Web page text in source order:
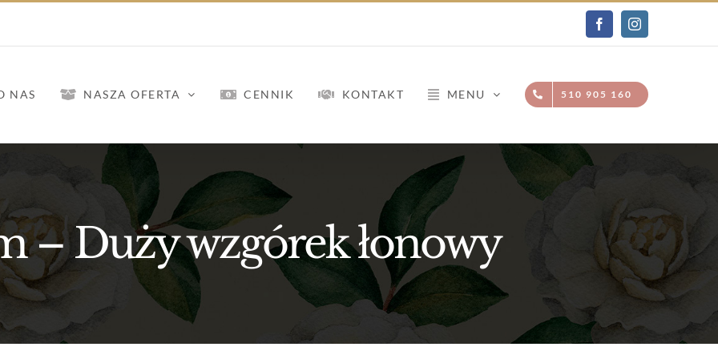
FacebookInstagram
NAS NASZA OFERTA CENNIK KONTAKT MENU 510 905 160
– Duży wzgórek łonowy